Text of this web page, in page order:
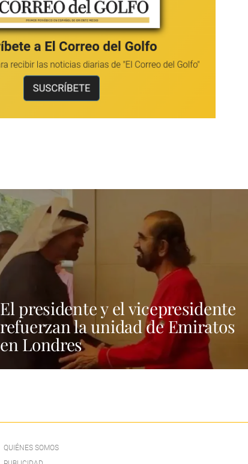
El presidente y el vicepresidente
refuerzan la unidad de Emiratos
en Londres
QUIÉNES SOMOS